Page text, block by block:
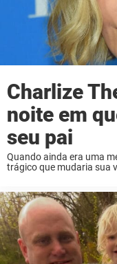
Charlize
noite em
seu pai
Quando ainda era uma
trágico que mudaria sua